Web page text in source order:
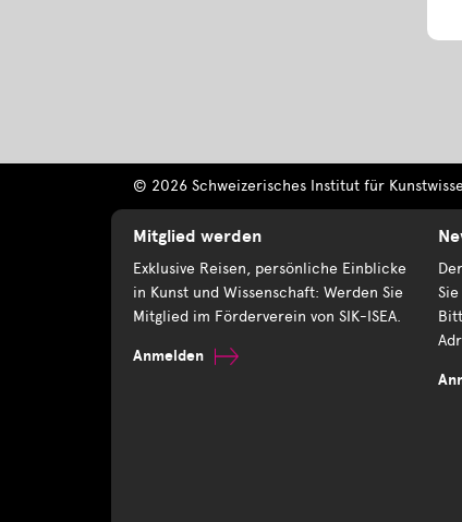
© 2026 Schweizerisches Institut für
Mitglied werden
Exklusive Reisen, persönliche Einblicke
in Kunst und Wissenschaft: Werden Sie
Mitglied im Förderverein von SIK-ISEA.
Anmelden